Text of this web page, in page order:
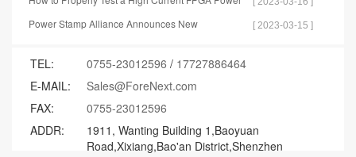
Distribution Network
Power Stamp Alliance Announces New
[ 2023-03-15 ]
TEL: 0755-23012596 / 17727886464
E-MAIL:
Sales@ForeNext.com
FAX:
0755-23012596
ADDR:
1911, Wanting Building 1,Baoyuan
Road,Xixiang,Bao'an District,Shenzhen